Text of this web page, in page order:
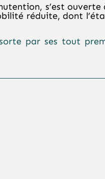
s’est ouverte
réduite, dont
par ses tout